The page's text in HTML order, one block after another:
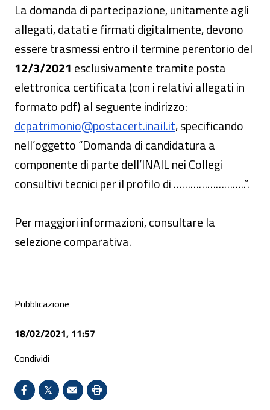
La domanda di partecipazione, unitamente agli
allegati, datati e firmati digitalmente, devono
essere trasmessi entro il termine perentorio del
12/3/2021 esclusivamente tramite posta
elettronica certificata (con i relativi allegati in
formato pdf) al seguente indirizzo:
dcpatrimonio@postacert.inail.it, specificando
nell’oggetto “Domanda di candidatura a
componente di parte dell’INAIL nei Collegi
consultivi tecnici per il profilo di ……………………..”.
Per maggiori informazioni, consultare la
selezione comparativa.
Condivisione social
Pubblicazione
18/02/2021, 11:57
Condividi
Condividi su Facebook - Sito esterno - Apertura in
X - Sito esterno - Apertura in nuova finestra
Invio Mail: apre il programma di posta
Stampa pagina: scelta meno